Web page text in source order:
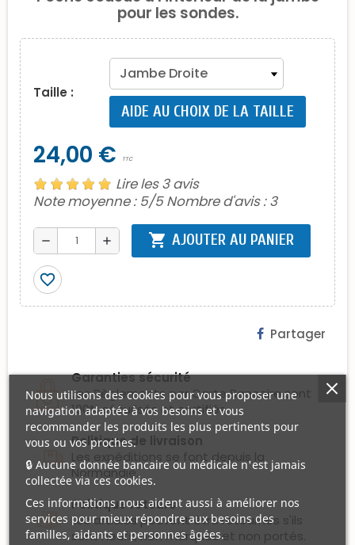
pour les sondes.
Taille :
AIDE AU CHOIX DE LA TAILLE
24,00 € TTC
Lire les 3 avis
Note moyenne : 5/5 Nombre d'avis :3
remove add shopping_cart AJOUTER AU PANIER
favorite_border
Partager
Garanties sécurité
Les Règlements par Carte Bancaire sont
100% sécurisés et certifiés.
Politique de livraison
Les expéditions se font depuis la
Normandie.
Politique retours
Les articles peuvent être retournés s'ils
sont neufs, non marqués et non portés.
Nous utilisons des cookies pour vous proposer une
navigation adaptée à vos besoins et vous
recommander les produits les plus pertinents pour
vous ou vos proches.
🔒 Aucune donnée bancaire ou médicale n'est jamais
collectée via ces cookies.
Ces informations nous aident aussi à améliorer nos
services pour mieux répondre aux besoins des
familles, aidants et personnes âgées.